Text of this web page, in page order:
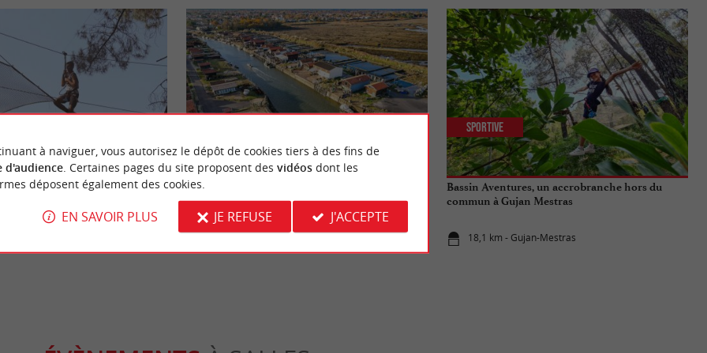
un parc de loisirs pour petits
Les 7 ports de Gujan-Mestras, balade découverte
en famille
18,1 km - Gujan-Mestras
Bassin Aventures, un accrobranche hors du
commun à Gujan Mestras
18,1 km - Gujan-Mestras
Sportive
à naviguer, vous autorisez le dépôt de cookies tiers à des fins de
d'audience. Certaines pages du site proposent des vidéosdont les
déposent également des cookies.
EN SAVOIR PLUS JE REFUSE J'ACCEPTE